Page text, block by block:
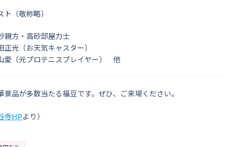
（敬称略）
親方・高砂部屋力士
正光（お天気キャスター）
愛（元プロテニスプレイヤー） 他
品が多数当たる福豆です。ぜひ、ご来場ください。
寺HPより）